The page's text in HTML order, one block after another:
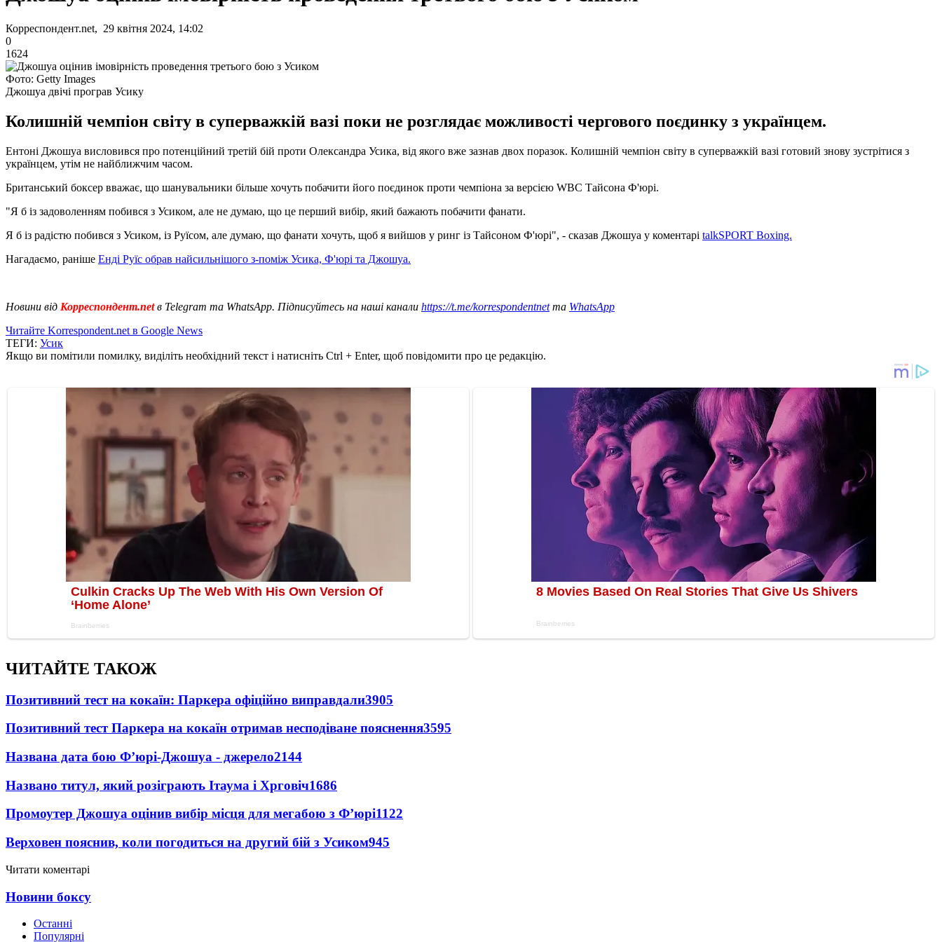
Корреспондент.net, 29 квітня 2024, 14:02
0
1624
Фото: Getty Images
Джошуа двічі програв Усику
Колишній чемпіон світу в суперважкій вазі поки не розглядає можливості чергового поєдинку з українцем.
Ентоні Джошуа висловився про потенційний третій бій проти Олександра Усика, від якого вже зазнав двох поразок. Колишній чемпіон світу в суперважкій вазі готовий знову зустрітися з
українцем, утім не найближчим часом.
Британський боксер вважає, що шанувальники більше хочуть побачити його поєдинок проти чемпіона за версією WBC Тайсона Ф'юрі.
"Я б із задоволенням побився з Усиком, але не думаю, що це перший вибір, який бажають побачити фанати.
Я б із радістю побився з Усиком, із Руїсом, але думаю, що фанати хочуть, щоб я вийшов у ринг із Тайсоном Ф'юрі", - сказав Джошуа у коментарі talkSPORT Boxing.
Нагадаємо, раніше Енді Руїс обрав найсильнішого з-поміж Усика, Ф'юрі та Джошуа.
Новини від Корреспондент.netв Telegram та WhatsApp. Підписуйтесь на наші канали https://t.me/korrespondentnetта WhatsApp
Читайте Korrespondent.net в Google News
ТЕГИ: Усик
Якщо ви помітили помилку, виділіть необхідний текст і натисніть Ctrl + Enter, щоб повідомити про це редакцію.
ЧИТАЙТЕ ТАКОЖ
Позитивний тест на кокаїн: Паркера офіційно виправдали3905
Позитивний тест Паркера на кокаїн отримав несподіване пояснення3595
Названа дата бою Ф’юрі-Джошуа - джерело2144
Названо титул, який розіграють Ітаума і Хрговіч1686
Промоутер Джошуа оцінив вибір місця для мегабою з Ф’юрі1122
Верховен пояснив, коли погодиться на другий бій з Усиком945
Читати коментарі
Новини боксу
Останні
Популярні